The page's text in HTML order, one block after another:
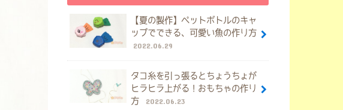
【夏の製作】ペットボトルのキャ
ップでできる、可愛い魚の作り方
2022.06.29
タコ糸を引っ張るとちょうちょが
ヒラヒラ上がる！おもちゃの作り
方
2022.06.23